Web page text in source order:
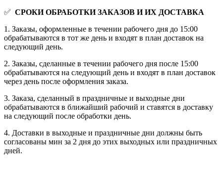
✅ СРОКИ ОБРАБОТКИ ЗАКАЗОВ И ИХ ДОСТАВКА
1. Заказы, оформленные в течении рабочего дня до 15:00
обрабатываются в тот же день и входят в план доставок на
следующий день.
2. Заказы, сделанные в течении рабочего дня после 15:00
обрабатываются на следующий день и входят в план доставок
через день после оформления заказа.
3. Заказа, сделанный в праздничные и выходные дни
обрабатываются в ближайший рабочий и ставятся в доставку
на следующий после обработки день.
4. Доставки в выходные и праздничные дни должны быть
согласованы мин за 2 дня до этих выходных или праздничных
дней.